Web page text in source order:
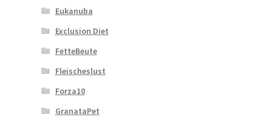
Eukanuba
Exclusion Diet
FetteBeute
Fleischeslust
Forza10
GranataPet